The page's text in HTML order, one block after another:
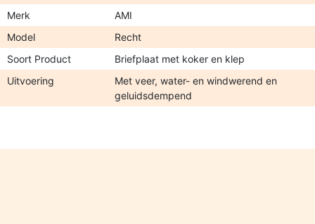
Merk
AMI
Model
Recht
Soort Product
Briefplaat met koker en klep
Uitvoering
Met veer, water- en windwerend en
geluidsdempend